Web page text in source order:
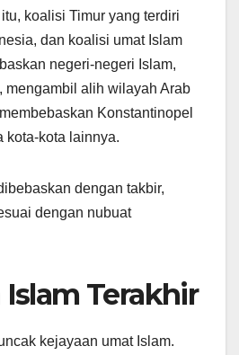
koalisi Timur yang terdiri
dan koalisi umat Islam
negeri-negeri Islam,
mengambil alih wilayah Arab
Konstantinopel
kota-kota lainnya.
dengan takbir,
dengan nubuat
Islam Terakhir
kejayaan umat Islam.